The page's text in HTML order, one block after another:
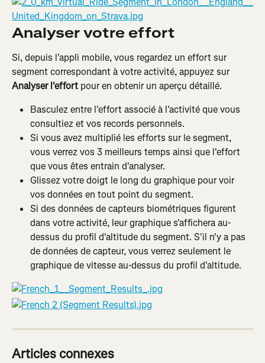
Analyser votre effort
Si, depuis l'appli mobile, vous regardez un effort sur
segment correspondant à votre activité, appuyez sur
Analyser l'effort pour en obtenir un aperçu détaillé.
Basculez entre l'effort associé à l'activité que vous
consultiez et vos records personnels.
Si vous avez multiplié les efforts sur le segment,
vous verrez vos 3 meilleurs temps ainsi que l'effort
que vous êtes entrain d'analyser.
Glissez votre doigt le long du graphique pour voir
vos données en tout point du segment.
Si des données de capteurs biométriques figurent
dans votre activité, leur graphique s'affichera au-
dessus du profil d'altitude du segment. S'il n'y a pas
de données de capteur, vous verrez seulement le
graphique de vitesse au-dessus du profil d'altitude.
Articles connexes